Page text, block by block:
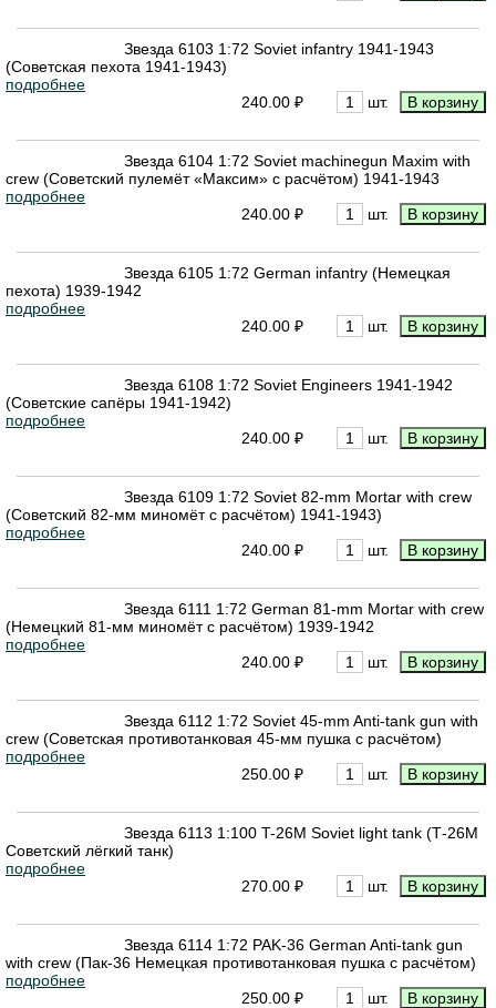
Звезда 6103 1:72 Soviet infantry 1941-1943
(Советская пехота 1941-1943)
подробнее
240.00 ₽
шт.
Звезда 6104 1:72 Soviet machinegun Maxim with
crew (Советский пулемёт «Максим» с расчётом) 1941-1943
подробнее
240.00 ₽
шт.
Звезда 6105 1:72 German infantry (Немецкая
пехота) 1939-1942
подробнее
240.00 ₽
шт.
Звезда 6108 1:72 Soviet Engineers 1941-1942
(Советские сапёры 1941-1942)
подробнее
240.00 ₽
шт.
Звезда 6109 1:72 Soviet 82-mm Mortar with crew
(Советский 82-мм миномёт с расчётом) 1941-1943)
подробнее
240.00 ₽
шт.
Звезда 6111 1:72 German 81-mm Mortar with crew
(Немецкий 81-мм миномёт с расчётом) 1939-1942
подробнее
240.00 ₽
шт.
Звезда 6112 1:72 Soviet 45-mm Anti-tank gun with
crew (Советская противотанковая 45-мм пушка с расчётом)
подробнее
250.00 ₽
шт.
Звезда 6113 1:100 T-26M Soviet light tank (Т-26М
Советский лёгкий танк)
подробнее
270.00 ₽
шт.
Звезда 6114 1:72 PAK-36 German Anti-tank gun
with crew (Пак-36 Немецкая противотанковая пушка с расчётом)
подробнее
250.00 ₽
шт.